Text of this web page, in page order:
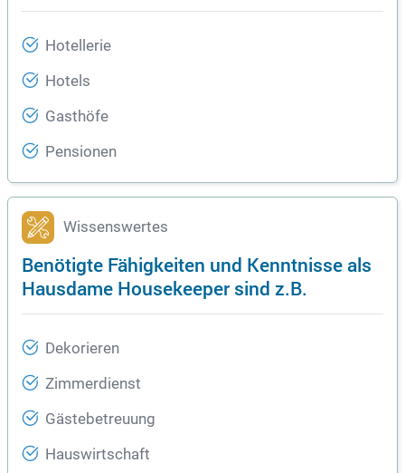
Hotellerie
Hotels
Gasthöfe
Pensionen
Wissenswertes
Benötigte Fähigkeiten und Kenntnisse als
Hausdame Housekeeper sind z.B.
Dekorieren
Zimmerdienst
Gästebetreuung
Hauswirtschaft